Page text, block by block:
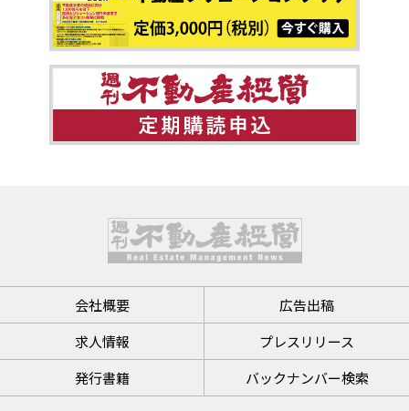
会社概要
広告出稿
求人情報
プレスリリース
発行書籍
バックナンバー検索